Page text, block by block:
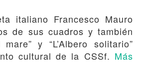
italiano Francesco Mauro
de sus cuadros y también
y “L’Albero solitario”
cultural de la CSSf. Más